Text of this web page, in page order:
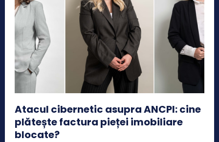
Atacul cibernetic asupra ANCPI: cine
plătește factura pieței imobiliare
blocate?